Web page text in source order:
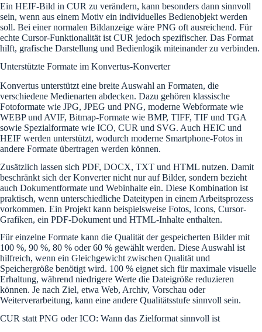
Ein HEIF-Bild in CUR zu verändern, kann besonders dann sinnvoll
sein, wenn aus einem Motiv ein individuelles Bedienobjekt werden
soll. Bei einer normalen Bildanzeige wäre PNG oft ausreichend. Für
echte Cursor-Funktionalität ist CUR jedoch spezifischer. Das Format
hilft, grafische Darstellung und Bedienlogik miteinander zu verbinden.
Unterstützte Formate im Konvertus-Konverter
Konvertus unterstützt eine breite Auswahl an Formaten, die
verschiedene Medienarten abdecken. Dazu gehören klassische
Fotoformate wie JPG, JPEG und PNG, moderne Webformate wie
WEBP und AVIF, Bitmap-Formate wie BMP, TIFF, TIF und TGA
sowie Spezialformate wie ICO, CUR und SVG. Auch HEIC und
HEIF werden unterstützt, wodurch moderne Smartphone-Fotos in
andere Formate übertragen werden können.
Zusätzlich lassen sich PDF, DOCX, TXT und HTML nutzen. Damit
beschränkt sich der Konverter nicht nur auf Bilder, sondern bezieht
auch Dokumentformate und Webinhalte ein. Diese Kombination ist
praktisch, wenn unterschiedliche Dateitypen in einem Arbeitsprozess
vorkommen. Ein Projekt kann beispielsweise Fotos, Icons, Cursor-
Grafiken, ein PDF-Dokument und HTML-Inhalte enthalten.
Für einzelne Formate kann die Qualität der gespeicherten Bilder mit
100 %, 90 %, 80 % oder 60 % gewählt werden. Diese Auswahl ist
hilfreich, wenn ein Gleichgewicht zwischen Qualität und
Speichergröße benötigt wird. 100 % eignet sich für maximale visuelle
Erhaltung, während niedrigere Werte die Dateigröße reduzieren
können. Je nach Ziel, etwa Web, Archiv, Vorschau oder
Weiterverarbeitung, kann eine andere Qualitätsstufe sinnvoll sein.
CUR statt PNG oder ICO: Wann das Zielformat sinnvoll ist